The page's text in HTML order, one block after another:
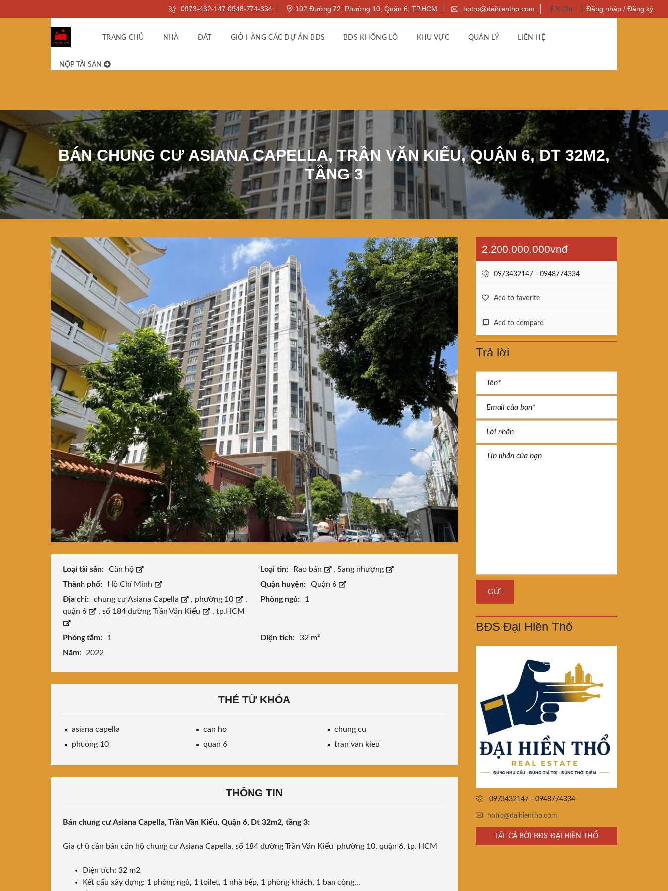
0973-432-147 0948-774-334 102 Đường 72, Phường 10, Quận 6, TP.HCM hotro@daihientho.com Đăng nhập / Đăng ký
TRANG CHỦ NHÀ ĐẤT GIỎ HÀNG CÁC DỰ ÁN BĐS BĐS KHỔNG LỒ KHU VỰC QUẢN LÝ LIÊN HỆ
NỘP TÀI SẢN
BÁN CHUNG CƯ ASIANA CAPELLA, TRẦN VĂN KIỂU, QUẬN 6, DT 32M2,
TẦNG 3
Loại tài sản: Căn hộ Loại tin: Rao bán , Sang nhượng
Thành phố:
Hồ Chí Minh Quận huyện:
Quận 6
Địa chỉ:
chung cư Asiana Capella , phường 10
,
quận 6
, số 184 đường Trần Văn Kiểu , tp.HCM
Phòng ngủ: 1
Phòng tắm: 1 Diện tích:
32 m²
Năm:
2022
THẺ TỪ KHÓA
asiana capella can ho
chung cu
phuong 10
quan 6 tran van kieu
THÔNG TIN
Bán chung cư Asiana Capella, Trần Văn Kiểu, Quận 6, Dt 32m2, tầng 3:
Gia chủ cần bán căn hộ chung cư Asiana Capella, số 184 đường Trần Văn Kiểu, phường 10, quận 6, tp. HCM
Diện tích: 32 m2
Kết cấu xây dựng: 1 phòng ngủ, 1 toilet, 1 nhà bếp, 1 phòng khách, 1 ban công…
2.200.000.000vnđ
0973432147 - 0948774334
Add to favorite
Add to compare
Trả lời
BĐS Đại Hiền Thổ
0973432147 - 0948774334
hotro@daihientho.com
TẤT CẢ BỞI BĐS ĐẠI HIỀN THỔ